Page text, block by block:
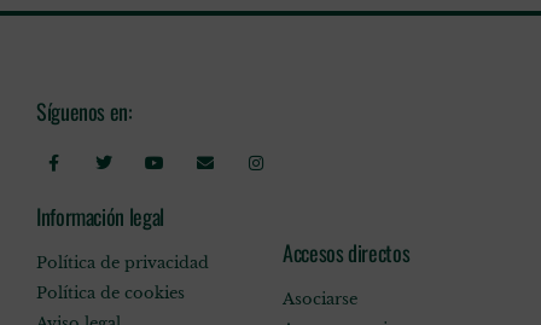
Síguenos en:
Información legal
Política de privacidad
Política de cookies
Accesos directos
Asociarse